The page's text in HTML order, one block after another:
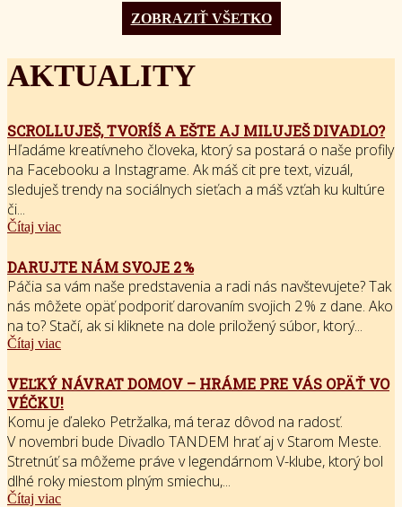
ZOBRAZIŤ VŠETKO
AKTUALITY
SCROLLUJEŠ, TVORÍŠ A EŠTE AJ MILUJEŠ DIVADLO?
Hľadáme kreatívneho človeka, ktorý sa postará o naše profily
na Facebooku a Instagrame. Ak máš cit pre text, vizuál,
sleduješ trendy na sociálnych sieťach a máš vzťah ku kultúre
či...
Čítaj viac
DARUJTE NÁM SVOJE 2 %
Páčia sa vám naše predstavenia a radi nás navštevujete? Tak
nás môžete opäť podporiť darovaním svojich 2 % z dane. Ako
na to? Stačí, ak si kliknete na dole priložený súbor, ktorý...
Čítaj viac
VEĽKÝ NÁVRAT DOMOV – HRÁME PRE VÁS OPÄŤ VO
VÉČKU!
Komu je ďaleko Petržalka, má teraz dôvod na radosť.
V novembri bude Divadlo TANDEM hrať aj v Starom Meste.
Stretnúť sa môžeme práve v legendárnom V-klube, ktorý bol
dlhé roky miestom plným smiechu,...
Čítaj viac